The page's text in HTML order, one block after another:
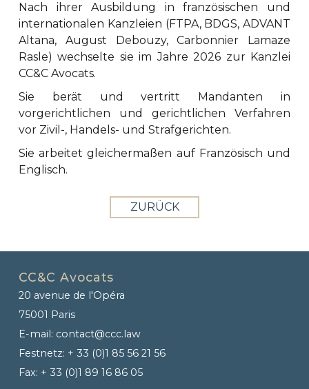
Nach ihrer Ausbildung in französischen und
internationalen Kanzleien (FTPA, BDGS, ADVANT
Altana, August Debouzy, Carbonnier Lamaze
Rasle) wechselte sie im Jahre 2026 zur Kanzlei
CC&C Avocats.
Sie berät und vertritt Mandanten in
vorgerichtlichen und gerichtlichen Verfahren
vor Zivil-, Handels- und Strafgerichten.
Sie arbeitet gleichermaßen auf Französisch und
Englisch.
ZURÜCK
CC&C Avocats
20 avenue de l'Opéra
75001 Paris
E-mail: contact@ccc.law
Festnetz: + 33 (0)1 85 56 21 56
Fax: + 33 (0)1 89 16 86 05